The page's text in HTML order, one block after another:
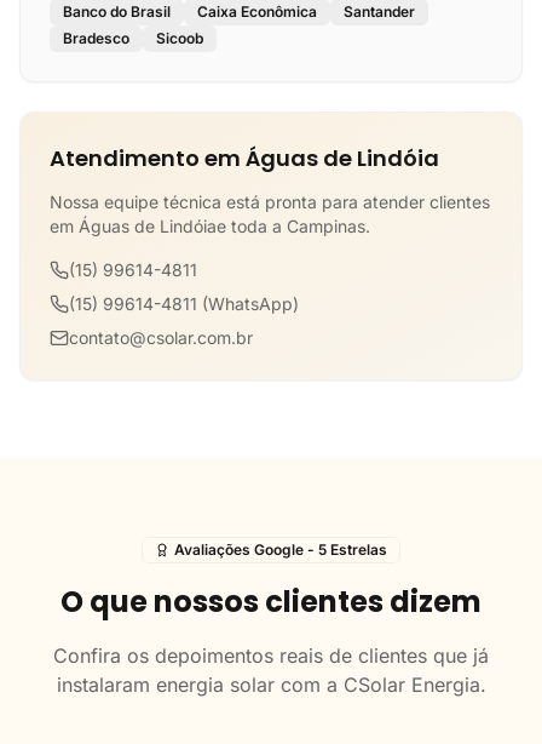
Banco do Brasil Caixa Econômica
Santander
Bradesco
Sicoob
Atendimento em Águas de Lindóia
Nossa equipe técnica está pronta para atender clientes
em Águas de Lindóiae toda a Campinas.
(15) 99614-4811
(15) 99614-4811 (WhatsApp)
contato@csolar.com.br
Avaliações Google - 5 Estrelas
O que nossos clientes dizem
Confira os depoimentos reais de clientes que já
instalaram energia solar com a CSolar Energia.